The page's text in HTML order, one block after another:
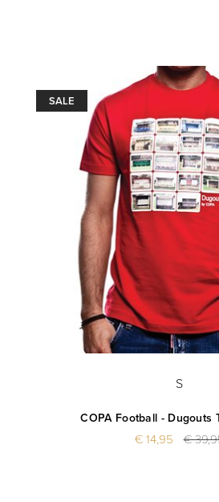
SALE
S
COPA Football - Dugouts
€ 14,95 €